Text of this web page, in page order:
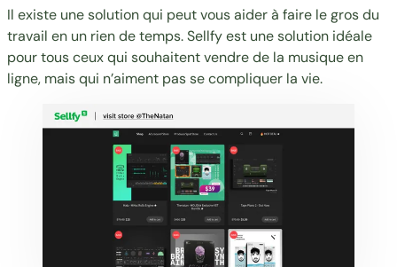
Il existe une solution qui peut vous aider à faire le gros du
travail en un rien de temps.Sellfyest une solution idéale
pour tous ceux qui souhaitent vendre de la musique en
ligne, mais qui n’aiment pas se compliquer la vie.